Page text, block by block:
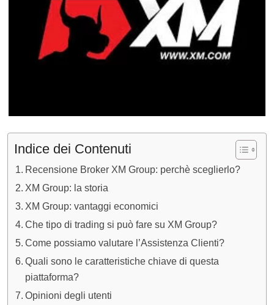
Indice dei Contenuti
Recensione Broker XM Group: perchè sceglierlo?
XM Group: la storia
XM Group: vantaggi economici
Che tipo di trading si può fare su XM Group?
Come possiamo valutare l’Assistenza Clienti?
Quali sono le caratteristiche chiave di questa
piattaforma?
Opinioni degli utenti